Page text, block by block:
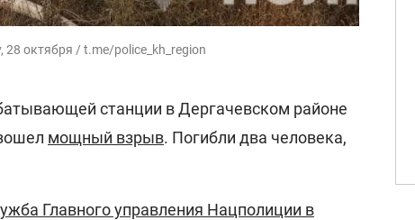
октября / t.me/police_kh_region
станции в Дергачевском районе
мощный взрыв. Погибли два человека,
Главного управления Нацполиции в